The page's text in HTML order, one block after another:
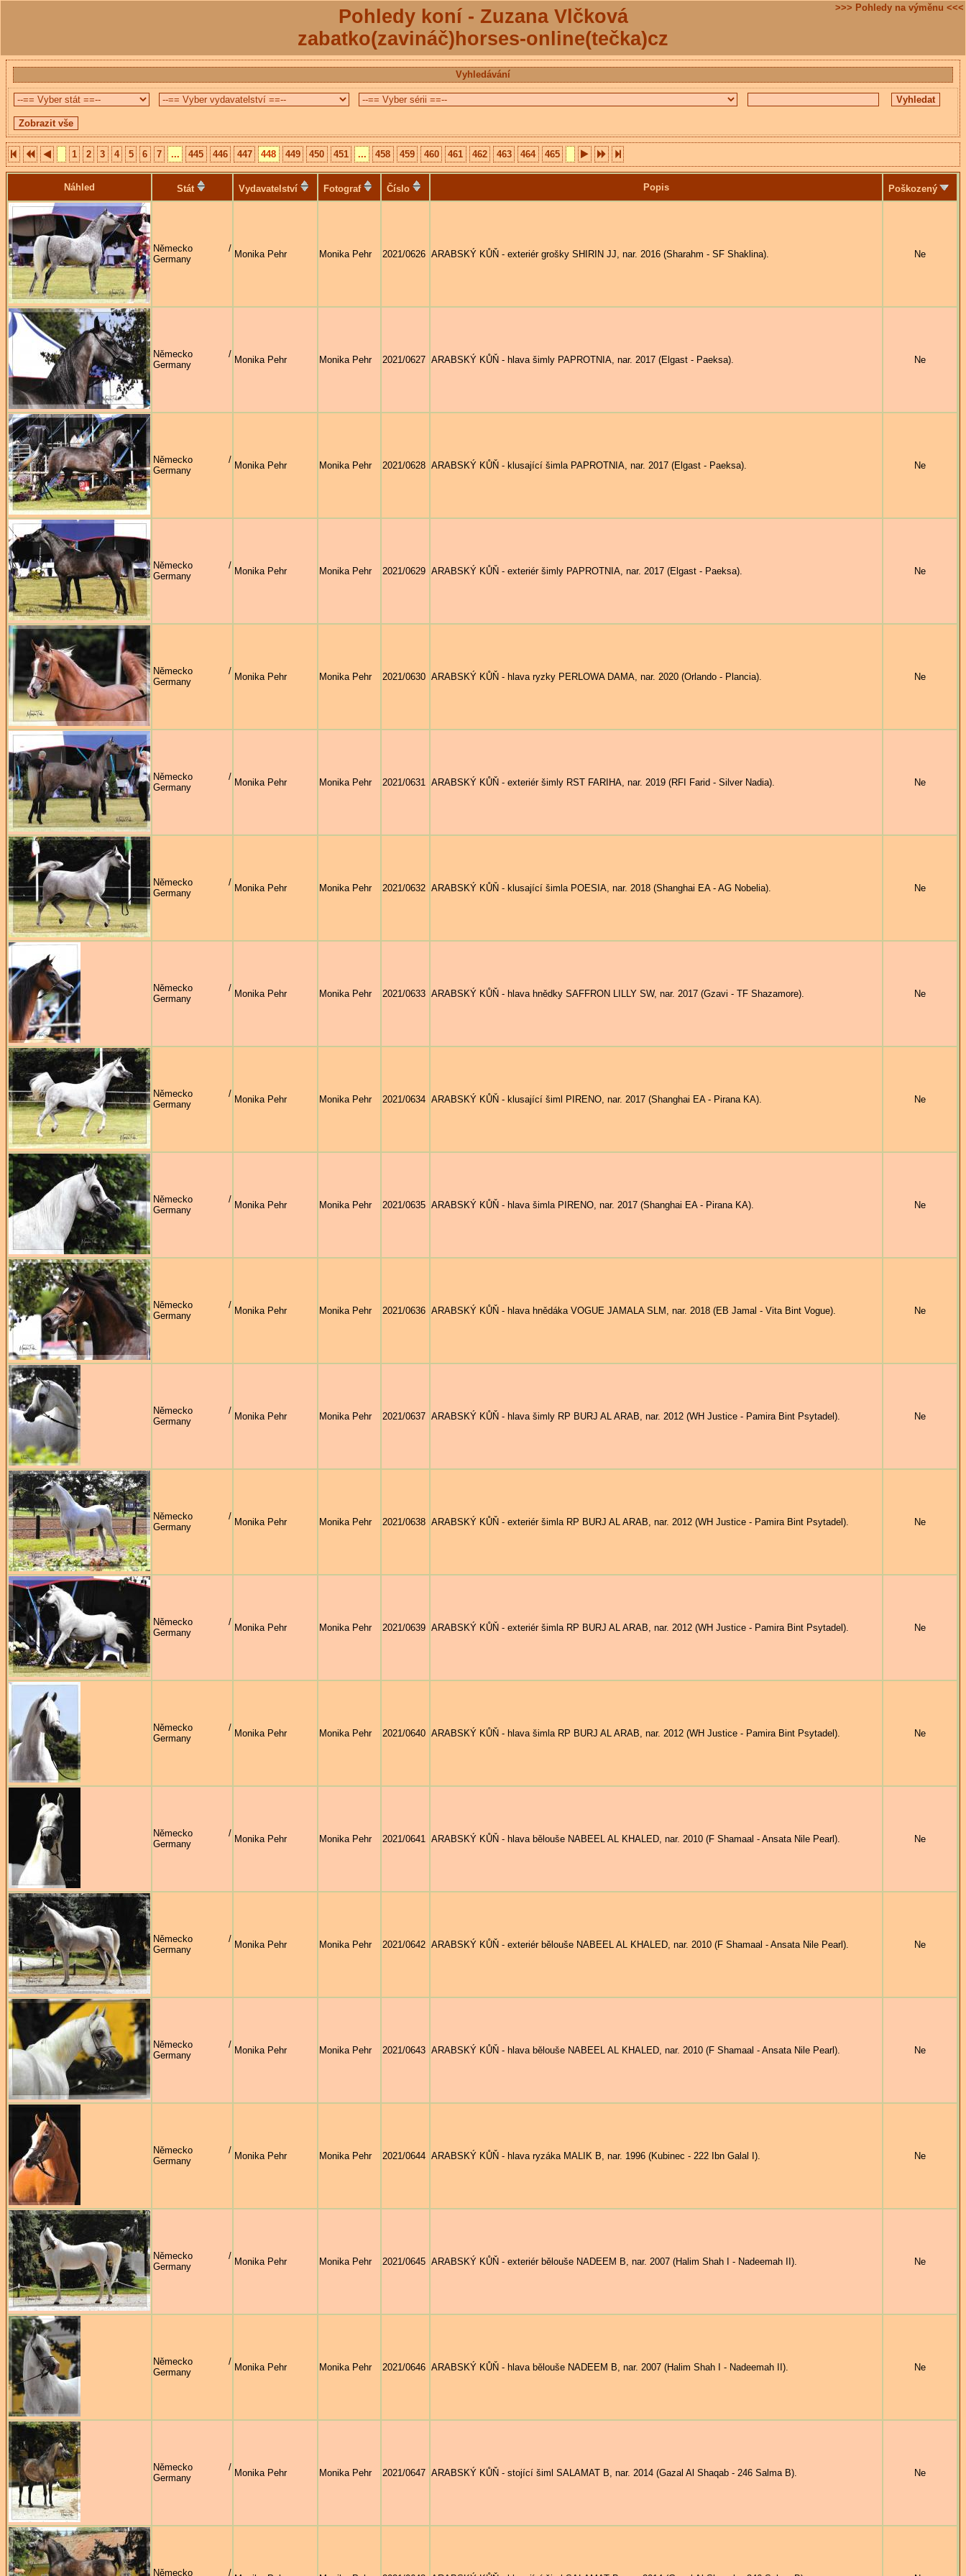
Pohledy koní - Zuzana Vlčková
zabatko(zavináč)horses-online(tečka)cz
>>> Pohledy na výměnu <<<
Vyhledávání
1 2 3 4 5 6 7 ... 445 446 447 448 449 450 451 ... 458 459 460 461 462 463 464 465
Náhled Stát Vydavatelství Fotograf Číslo Popis Poškozený
Německo /
Germany
Monika Pehr Monika Pehr 2021/0626 ARABSKÝ KŮŇ - exteriér grošky SHIRIN JJ, nar. 2016 (Sharahm - SF Shaklina). Ne
Německo /
Germany
Monika Pehr Monika Pehr 2021/0627 ARABSKÝ KŮŇ - hlava šimly PAPROTNIA, nar. 2017 (Elgast - Paeksa). Ne
Německo /
Germany
Monika Pehr Monika Pehr 2021/0628 ARABSKÝ KŮŇ - klusající šimla PAPROTNIA, nar. 2017 (Elgast - Paeksa). Ne
Německo /
Germany
Monika Pehr Monika Pehr 2021/0629 ARABSKÝ KŮŇ - exteriér šimly PAPROTNIA, nar. 2017 (Elgast - Paeksa). Ne
Německo /
Germany
Monika Pehr Monika Pehr 2021/0630 ARABSKÝ KŮŇ - hlava ryzky PERLOWA DAMA, nar. 2020 (Orlando - Plancia). Ne
Německo /
Germany
Monika Pehr Monika Pehr 2021/0631 ARABSKÝ KŮŇ - exteriér šimly RST FARIHA, nar. 2019 (RFI Farid - Silver Nadia). Ne
Německo /
Germany
Monika Pehr Monika Pehr 2021/0632 ARABSKÝ KŮŇ - klusající šimla POESIA, nar. 2018 (Shanghai EA - AG Nobelia). Ne
Německo /
Germany
Monika Pehr Monika Pehr 2021/0633 ARABSKÝ KŮŇ - hlava hnědky SAFFRON LILLY SW, nar. 2017 (Gzavi - TF Shazamore). Ne
Německo /
Germany
Monika Pehr Monika Pehr 2021/0634 ARABSKÝ KŮŇ - klusající šiml PIRENO, nar. 2017 (Shanghai EA - Pirana KA). Ne
Německo /
Germany
Monika Pehr Monika Pehr 2021/0635 ARABSKÝ KŮŇ - hlava šimla PIRENO, nar. 2017 (Shanghai EA - Pirana KA). Ne
Německo /
Germany
Monika Pehr Monika Pehr 2021/0636 ARABSKÝ KŮŇ - hlava hnědáka VOGUE JAMALA SLM, nar. 2018 (EB Jamal - Vita Bint Vogue). Ne
Německo /
Germany
Monika Pehr Monika Pehr 2021/0637 ARABSKÝ KŮŇ - hlava šimly RP BURJ AL ARAB, nar. 2012 (WH Justice - Pamira Bint Psytadel). Ne
Německo /
Germany
Monika Pehr Monika Pehr 2021/0638 ARABSKÝ KŮŇ - exteriér šimla RP BURJ AL ARAB, nar. 2012 (WH Justice - Pamira Bint Psytadel). Ne
Německo /
Germany
Monika Pehr Monika Pehr 2021/0639 ARABSKÝ KŮŇ - exteriér šimla RP BURJ AL ARAB, nar. 2012 (WH Justice - Pamira Bint Psytadel). Ne
Německo /
Germany
Monika Pehr Monika Pehr 2021/0640 ARABSKÝ KŮŇ - hlava šimla RP BURJ AL ARAB, nar. 2012 (WH Justice - Pamira Bint Psytadel). Ne
Německo /
Germany
Monika Pehr Monika Pehr 2021/0641 ARABSKÝ KŮŇ - hlava bělouše NABEEL AL KHALED, nar. 2010 (F Shamaal - Ansata Nile Pearl). Ne
Německo /
Germany
Monika Pehr Monika Pehr 2021/0642 ARABSKÝ KŮŇ - exteriér bělouše NABEEL AL KHALED, nar. 2010 (F Shamaal - Ansata Nile Pearl). Ne
Německo /
Germany
Monika Pehr Monika Pehr 2021/0643 ARABSKÝ KŮŇ - hlava bělouše NABEEL AL KHALED, nar. 2010 (F Shamaal - Ansata Nile Pearl). Ne
Německo /
Germany
Monika Pehr Monika Pehr 2021/0644 ARABSKÝ KŮŇ - hlava ryzáka MALIK B, nar. 1996 (Kubinec - 222 Ibn Galal I). Ne
Německo /
Germany
Monika Pehr Monika Pehr 2021/0645 ARABSKÝ KŮŇ - exteriér bělouše NADEEM B, nar. 2007 (Halim Shah I - Nadeemah II). Ne
Německo /
Germany
Monika Pehr Monika Pehr 2021/0646 ARABSKÝ KŮŇ - hlava bělouše NADEEM B, nar. 2007 (Halim Shah I - Nadeemah II). Ne
Německo /
Germany
Monika Pehr Monika Pehr 2021/0647 ARABSKÝ KŮŇ - stojící šiml SALAMAT B, nar. 2014 (Gazal Al Shaqab - 246 Salma B). Ne
Německo /